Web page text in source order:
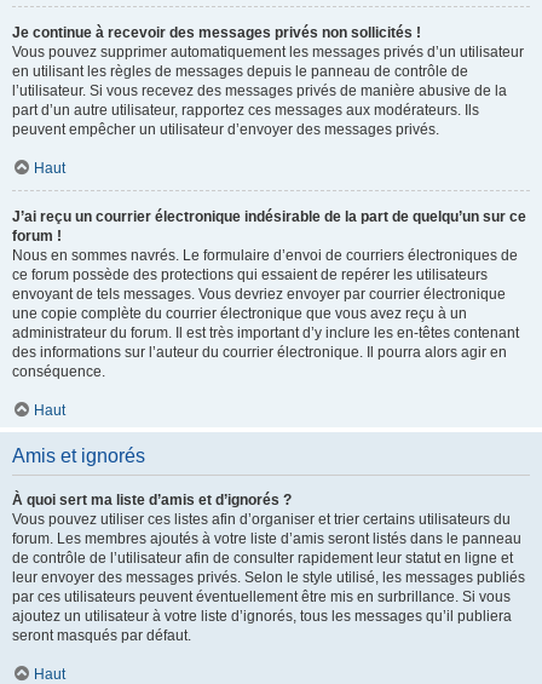
Je continue à recevoir des messages privés non sollicités !
Vous pouvez supprimer automatiquement les messages privés d’un utilisateur
en utilisant les règles de messages depuis le panneau de contrôle de
l’utilisateur. Si vous recevez des messages privés de manière abusive de la
part d’un autre utilisateur, rapportez ces messages aux modérateurs. Ils
peuvent empêcher un utilisateur d’envoyer des messages privés.
Haut
J’ai reçu un courrier électronique indésirable de la part de quelqu’un sur ce
forum !
Nous en sommes navrés. Le formulaire d’envoi de courriers électroniques de
ce forum possède des protections qui essaient de repérer les utilisateurs
envoyant de tels messages. Vous devriez envoyer par courrier électronique
une copie complète du courrier électronique que vous avez reçu à un
administrateur du forum. Il est très important d’y inclure les en-têtes contenant
des informations sur l’auteur du courrier électronique. Il pourra alors agir en
conséquence.
Haut
Amis et ignorés
À quoi sert ma liste d’amis et d’ignorés ?
Vous pouvez utiliser ces listes afin d’organiser et trier certains utilisateurs du
forum. Les membres ajoutés à votre liste d’amis seront listés dans le panneau
de contrôle de l’utilisateur afin de consulter rapidement leur statut en ligne et
leur envoyer des messages privés. Selon le style utilisé, les messages publiés
par ces utilisateurs peuvent éventuellement être mis en surbrillance. Si vous
ajoutez un utilisateur à votre liste d’ignorés, tous les messages qu’il publiera
seront masqués par défaut.
Haut